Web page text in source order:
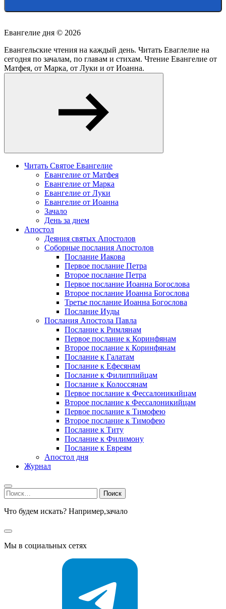
Евангелие дня © 2026
Евангельские чтения на каждый день. Читать Еваглелие на
сегодня по зачалам, по главам и стихам. Чтение Евангелие от
Матфея, от Марка, от Луки и от Иоанна.
Читать Святое Евангелие
Евангелие от Матфея
Евангелие от Марка
Евангелие от Луки
Евангелие от Иоанна
Зачало
День за днем
Апостол
Деяния святых Апостолов
Соборные послания Апостолов
Послание Иакова
Первое послание Петра
Второе послание Петра
Первое послание Иоанна Богослова
Второе послание Иоанна Богослова
Третье послание Иоанна Богослова
Послание Иуды
Послания Апостола Павла
Послание к Римлянам
Первое послание к Коринфянам
Второе послание к Коринфянам
Послание к Галатам
Послание к Ефесянам
Послание к Филиппийцам
Послание к Колоссянам
Первое послание к Фессалоникийцам
Второе послание к Фессалоникийцам
Первое послание к Тимофею
Второе послание к Тимофею
Послание к Титу
Послание к Филимону
Послание к Евреям
Апостол дня
Журнал
Найти:
Что будем искать? Например,зачало
Мы в социальных сетях